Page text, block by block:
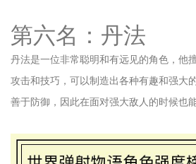
第六名：丹法
丹法是一位非常聪明和有远见的角色，他
攻击和技巧，可以制造出各种有趣和强大
善于防御，因此在面对强大敌人的时候也